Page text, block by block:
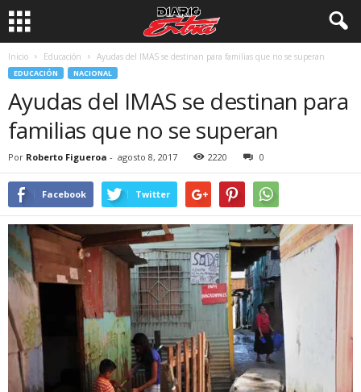
Inicio Educación Ayudas del IMAS se destinan para familias que no se superan
EDUCACIÓN NACIONAL
Ayudas del IMAS se destinan para
familias que no se superan
Por Roberto Figueroa - agosto 8, 2017 2220 0
Facebook Twitter